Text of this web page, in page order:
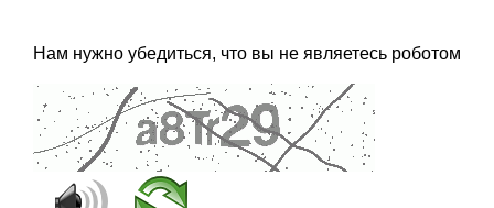
Нам нужно убедиться, что вы не являетесь роботом